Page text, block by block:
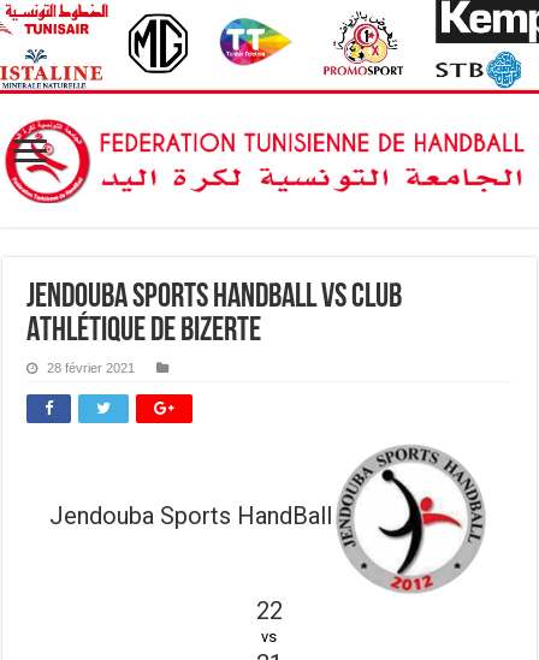
Jendouba Sports HandBall vs Club
Athlétique de Bizerte
28 février 2021
Jendouba Sports HandBall
22
vs